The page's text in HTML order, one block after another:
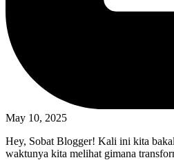
May 10, 2025
Hey, Sobat Blogger! Kali ini kita
waktunya kita melihat gimana